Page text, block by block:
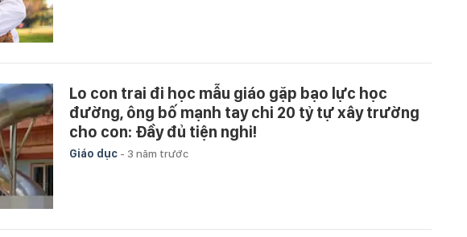
Lo con trai đi học mẫu giáo gặp bạo lực học
đường, ông bố mạnh tay chi 20 tỷ tự xây trường
cho con: Đầy đủ tiện nghi!
Giáo dục - 3 năm trước